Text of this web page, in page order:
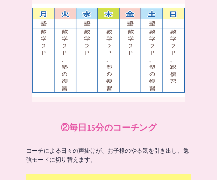
②毎日15分のコーチング
コーチによる日々の声掛けが、お子様のやる気を引き出し、勉
強モードに切り替えます。